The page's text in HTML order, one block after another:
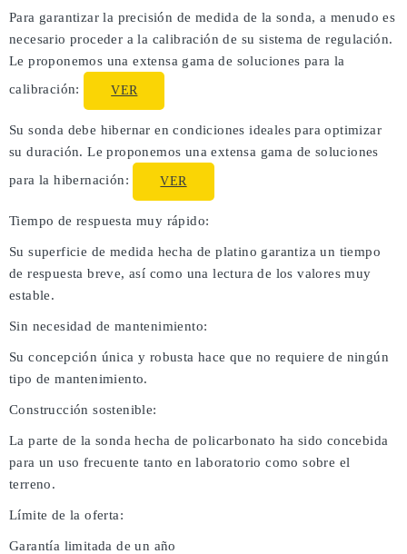
Para garantizar la precisión de medida de la sonda, a menudo es
necesario proceder a la calibración de su sistema de regulación.
Le proponemos una extensa gama de soluciones para la
calibración:
VER
Su sonda debe hibernar en condiciones ideales para optimizar
su duración. Le proponemos una extensa gama de soluciones
para la hibernación:
VER
Tiempo de respuesta muy rápido:
Su superficie de medida hecha de platino garantiza un tiempo
de respuesta breve, así como una lectura de los valores muy
estable.
Sin necesidad de mantenimiento:
Su concepción única y robusta hace que no requiere de ningún
tipo de mantenimiento.
Construcción sostenible:
La parte de la sonda hecha de policarbonato ha sido concebida
para un uso frecuente tanto en laboratorio como sobre el
terreno.
Límite de la oferta:
Garantía limitada de un año